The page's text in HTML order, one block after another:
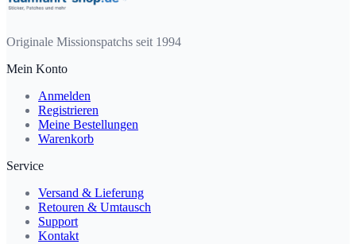
Originale Missionspatchs seit 1994
Mein Konto
Anmelden
Registrieren
Meine Bestellungen
Warenkorb
Service
Versand & Lieferung
Retouren & Umtausch
Support
Kontakt